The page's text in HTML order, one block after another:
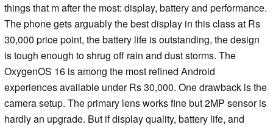
things that m after the most: display, battery and performance.
The phone gets arguably the best display in this class at Rs
30,000 price point, the battery life is outstanding, the design
is tough enough to shrug off rain and dust storms. The
OxygenOS 16 is among the most refined Android
experiences available under Rs 30,000. One drawback is the
camera setup. The primary lens works fine but 2MP sensor is
hardly an upgrade. But if display quality, battery life, and